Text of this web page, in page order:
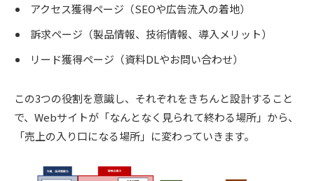
アクセス獲得ページ（SEOや広告流入の着地）
訴求ページ（製品情報、技術情報、導入メリット）
リード獲得ページ（資料DLやお問い合わせ）
この3つの役割を意識し、それぞれをきちんと設計すること
で、Webサイトが「なんとなく見られて終わる場所」から、
「売上の入り口になる場所」に変わっていきます。